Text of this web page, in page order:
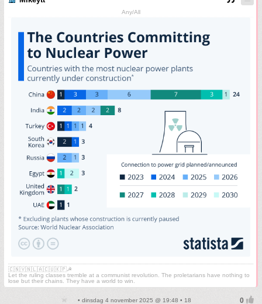
Any/All
🇨🇳🇻🇳🇱🇦🇨🇺🇰🇵☭
Let the ruling classes tremble at a communist revolution. The proletarians have nothing to
lose but their chains. They have a world to win.
• dinsdag 4 november 2025 @ 19:48 • 18